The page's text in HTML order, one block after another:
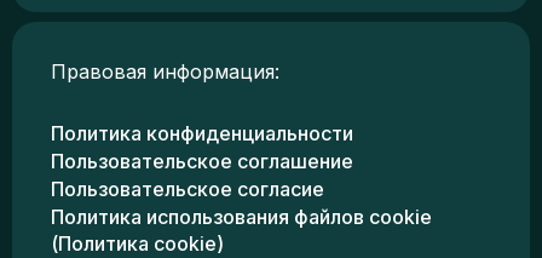
Правовая информация:
Политика конфиденциальности
Пользовательское соглашение
Пользовательское согласие
Политика использования файлов cookie
(Политика cookie)